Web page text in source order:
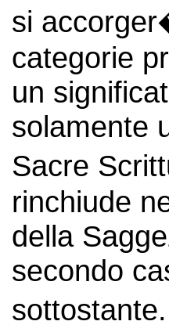
si
categorie
un
solamente
Sacre
rinchiude
della
secondo